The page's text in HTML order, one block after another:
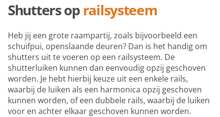
Shutters op railsysteem
Heb jij een grote raampartij, zoals bijvoorbeeld een
schuifpui, openslaande deuren? Dan is het handig om
shutters uit te voeren op een railsysteem. De
shutterluiken kunnen dan eenvoudig opzij geschoven
worden. Je hebt hierbij keuze uit een enkele rails,
waarbij de luiken als een harmonica opzij geschoven
kunnen worden, of een dubbele rails, waarbij de luiken
voor en achter elkaar geschoven kunnen worden.